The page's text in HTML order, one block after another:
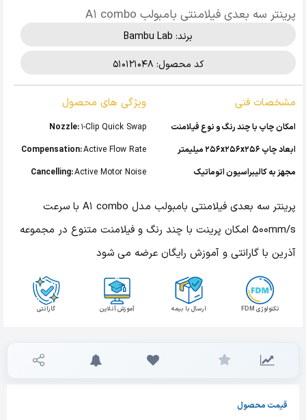
پرینتر سه بعدی فیلامنتی بامبولب A1 combo
برند: Bambu Lab
کد محصول: 510121048
مشخصات فنی
امکان چاپ با چند رنگ و نوع فیلامنت
ابعاد چاپ 256x256x256 میلیمتر
مجهز به کالیبراسیون اتوماتیک
ویژگی های محصول
Nozzle:1-Clip Quick Swap
Compensation:Active Flow Rate
Cancelling:Active Motor Noise
پرینتر سه بعدی فیلامنتی بامبولب مدل A1 combo با سرعت
500mm/s امکان پرینت با چند رنگ و فیلامنت متنوع در مجموعه
آذرین با گارانتی و آموزش رایگان عرضه می شود
گارانتی آموزش آنلاین ارسال با بیمه تکنولوژی FDM
قیمت محصول